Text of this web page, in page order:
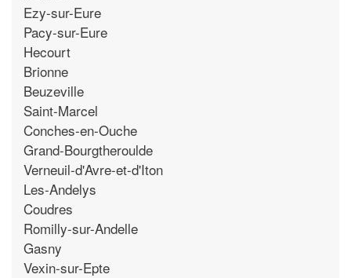
Ezy-sur-Eure
Pacy-sur-Eure
Hecourt
Brionne
Beuzeville
Saint-Marcel
Conches-en-Ouche
Grand-Bourgtheroulde
Verneuil-d'Avre-et-d'Iton
Les-Andelys
Coudres
Romilly-sur-Andelle
Gasny
Vexin-sur-Epte